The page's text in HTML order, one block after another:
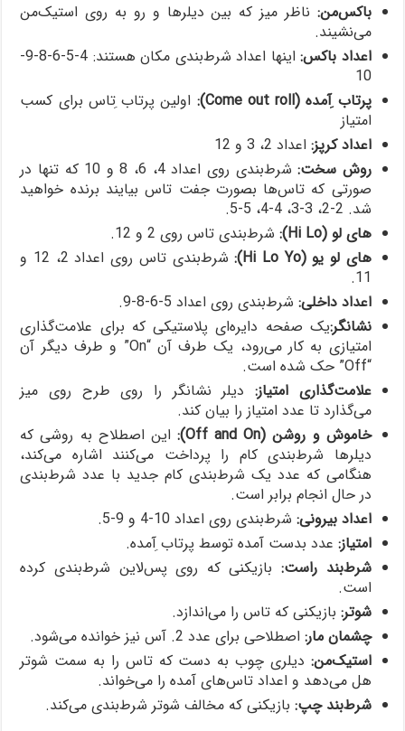
باکس‌من: ناظر میز که بین دیلرها و رو به روی استیک‌من
می‌نشیند.
اعداد باکس:
اینها اعداد شرط‌بندی مکان هستند: 4-5-6-8-9-
10
پرتاب ِآمده (Come out roll
): اولین پرتاب ِتاس برای کسب
امتیاز
اعداد کرپز: اعداد 2، 3 و 12
روش سخت:
شرط‌بندی روی اعداد 4، 6، 8 و 10 که تنها در
صورتی که تاس‌ها بصورت جفت تاس بیایند برنده خواهید
شد. 2-2، 3-3، 4-4، 5-5.
های لو (Hi Lo
): شرط‌بندی تاس روی 2 و 12.
های لو یو (Hi Lo Yo
):
شرط‌بندی تاس روی اعداد 2، 12 و
11.
اعداد داخلی: شرط‌بندی روی اعداد 5-6-8-9.
نشانگر:یک صفحه دایره‌ای پلاستیکی که برای علامت‌گذاری
امتیازی به کار می‌رود، یک طرف آن “On” و طرف دیگر آن
“Off” حک شده است.
علامت‌گذاری امتیاز:دیلر نشانگر را روی طرح روی میز
می‌گذارد تا عدد امتیاز را بیان کند.
خاموش و روشن (Off and On
):این اصطلاح به روشی که
دیلرها شرط‌بندی کام را پرداخت می‌کنند اشاره می‌کند،
هنگامی که عدد یک شرط‌بندی کام جدید با عدد شرط‌بندی
در حال انجام برابر است.
اعداد بیرونی: شر‌ط‌بندی روی اعداد 10-4 و 9-5.
امتیاز: عدد بدست آمده توسط پرتاب ِآمده.
شرط‌‌بند راست: بازیکنی که روی پس‌لاین شرط‌بندی کرده
است.
شوتر: بازیکنی که تاس را می‌اندازد.
چشمان مار: اصطلاحی برای عدد 2. آس نیز خوانده می‌شود.
استیک‌من: دیلری چوب به دست که تاس را به سمت شوتر
هل می‌دهد و اعداد تاس‌های آمده را می‌خواند.
شرط‌‌بند چپ: بازیکنی که مخالف شوتر شرط‌بندی می‌کند.